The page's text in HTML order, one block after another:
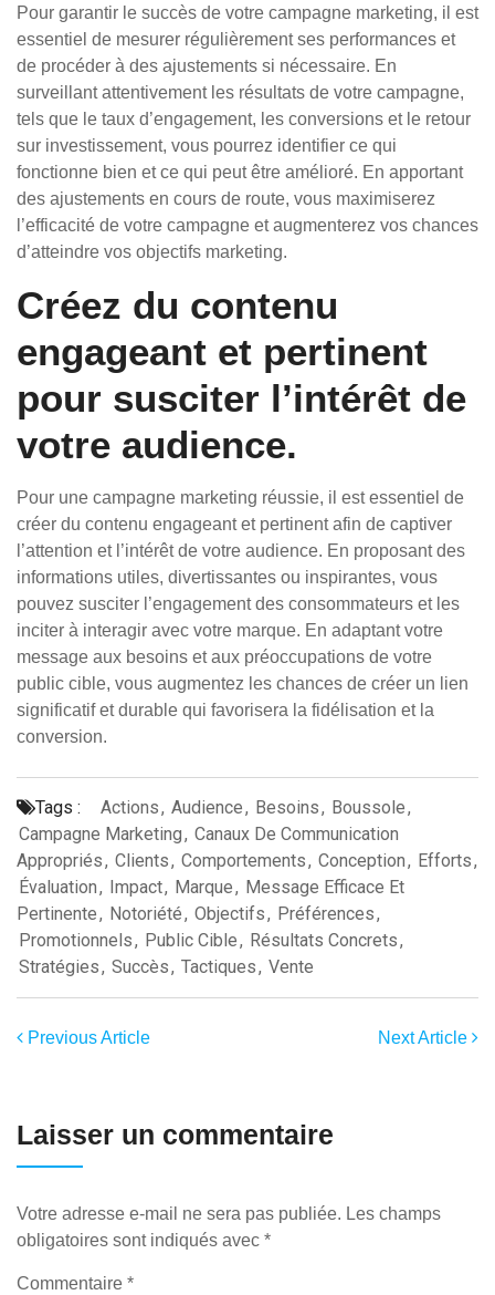
Pour garantir le succès de votre campagne marketing, il est
essentiel de mesurer régulièrement ses performances et
de procéder à des ajustements si nécessaire. En
surveillant attentivement les résultats de votre campagne,
tels que le taux d’engagement, les conversions et le retour
sur investissement, vous pourrez identifier ce qui
fonctionne bien et ce qui peut être amélioré. En apportant
des ajustements en cours de route, vous maximiserez
l’efficacité de votre campagne et augmenterez vos chances
d’atteindre vos objectifs marketing.
Créez du contenu
engageant et pertinent
pour susciter l’intérêt de
votre audience.
Pour une campagne marketing réussie, il est essentiel de
créer du contenu engageant et pertinent afin de captiver
l’attention et l’intérêt de votre audience. En proposant des
informations utiles, divertissantes ou inspirantes, vous
pouvez susciter l’engagement des consommateurs et les
inciter à interagir avec votre marque. En adaptant votre
message aux besoins et aux préoccupations de votre
public cible, vous augmentez les chances de créer un lien
significatif et durable qui favorisera la fidélisation et la
conversion.
Tags : Actions, Audience, Besoins, Boussole,
Campagne Marketing, Canaux De Communication
Appropriés, Clients, Comportements, Conception, Efforts,
Évaluation, Impact, Marque, Message Efficace Et
Pertinente, Notoriété, Objectifs, Préférences,
Promotionnels, Public Cible, Résultats Concrets,
Stratégies, Succès, Tactiques, Vente
Previous Article Next Article
Laisser un commentaire
Votre adresse e-mail ne sera pas publiée. Les champs
obligatoires sont indiqués avec *
Commentaire *